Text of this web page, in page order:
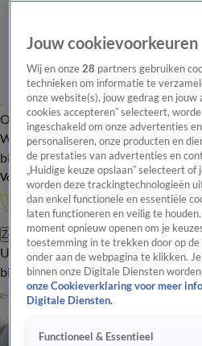
Overzicht Onze programma's Uitzendingen
WandelgangenInterviews
bijwonenPodcastShopVeelgestelde
Volg Vandaag Inside
Zoeken
UitzendingenVandaag InsideDe
bijwonen
Jouw cookievoorkeuren
Wij en onze28 partners gebruiken
technieken om informatie te
onze website(s), jouw gedrag en jouw
cookies accepteren” selecteert,
ingeschakeld om onze advertenties
personaliseren, onze producten en
de prestaties van advertenties en
„Huidige keuze opslaan” selecteert
worden deze trackingtechnologieën
dan enkel functionele en essentiële
laten functioneren en veilig te
moment opnieuw openen om je
toestemming in te trekken door op
onder aan de webpagina te klikken.
binnen onze Digitale Diensten
onze Cookieverklaring voor meer
Digitale Diensten.
Functioneel & Essentieel